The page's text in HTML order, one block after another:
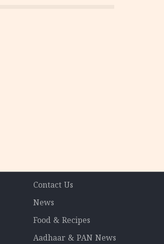
Contact Us
News
Food & Recipes
Aadhaar & PAN News